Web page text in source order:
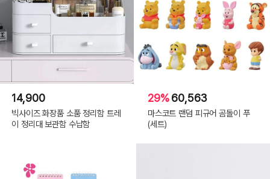
14,900
빅사이즈 화장품 소품 정리함 트레
이 정리대 보관함 수납함
29%60,563
마스코트 랜덤 피규어 곰돌이 푸
(세트)